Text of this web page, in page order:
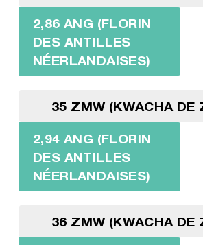
2,86 ANG (FLORIN
DES ANTILLES
NÉERLANDAISES)
35 ZMW (KWACHA DE
2,94 ANG (FLORIN
DES ANTILLES
NÉERLANDAISES)
36 ZMW (KWACHA DE